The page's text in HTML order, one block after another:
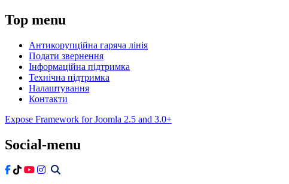
Top menu
Антикорупційна гаряча лінія
Подати звернення
Інформаційна підтримка
Технічна підтримка
Налаштування
Контакти
Expose Framework for Joomla 2.5 and 3.0+
Social-menu